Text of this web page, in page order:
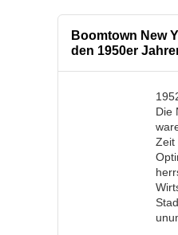
Boomtown New
den 1950er
Die
Zeit